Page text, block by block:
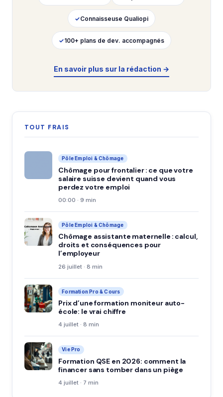
✓Connaisseuse Qualiopi
✓100+ plans de dev. accompagnés
En savoir plus sur la rédaction →
TOUT FRAIS
Pôle Emploi & Chômage
Chômage pour frontalier : ce que votre
salaire suisse devient quand vous
perdez votre emploi
00:00 · 9 min
Pôle Emploi & Chômage
Chômage assistante maternelle : calcul,
droits et conséquences pour
l’employeur
26 juillet · 8 min
Formation Pro & Cours
Prix d’une formation moniteur auto-
école: le vrai chiffre
4 juillet · 8 min
Vie Pro
Formation QSE en 2026: comment la
financer sans tomber dans un piège
4 juillet · 7 min